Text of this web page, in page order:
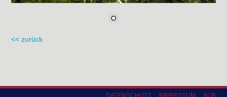
<< zurück
AGB
IMPRESSUM
DATENSCHUTZ